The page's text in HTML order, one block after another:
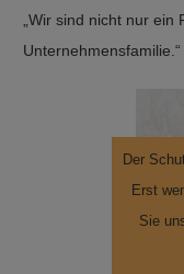
„Wir sind nicht nur ein
Unternehmensfamilie.“
Der
Erst
Sie